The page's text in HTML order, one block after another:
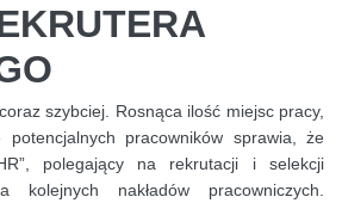
szybciej. Rosnąca ilość miejsc pracy,
potencjalnych pracowników sprawia, że
polegający na rekrutacji i selekcji
kolejnych nakładów pracowniczych.